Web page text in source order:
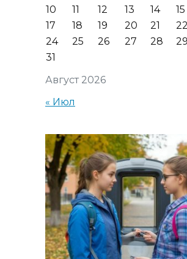
Август 2026
10
11 12 13 14 15
17
18 19 20 21 22
24
25 26 27 28 29
31
« Июл